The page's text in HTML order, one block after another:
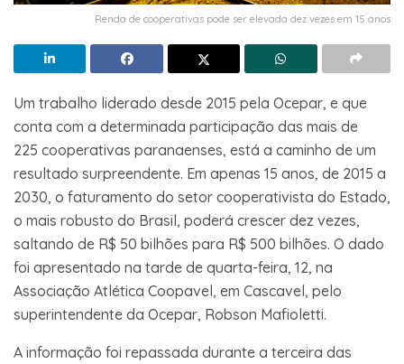
Renda de cooperativas pode ser elevada dez vezes em 15 anos
Um trabalho liderado desde 2015 pela Ocepar, e que
conta com a determinada participação das mais de
225 cooperativas paranaenses, está a caminho de um
resultado surpreendente. Em apenas 15 anos, de 2015 a
2030, o faturamento do setor cooperativista do Estado,
o mais robusto do Brasil, poderá crescer dez vezes,
saltando de R$ 50 bilhões para R$ 500 bilhões. O dado
foi apresentado na tarde de quarta-feira, 12, na
Associação Atlética Coopavel, em Cascavel, pelo
superintendente da Ocepar, Robson Mafioletti.
A informação foi repassada durante a terceira das